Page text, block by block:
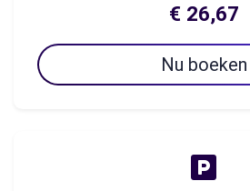
€ 26,67
Nu boeken